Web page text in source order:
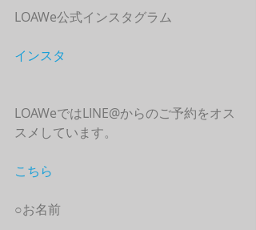
LOAWe公式インスタグラム
インスタ
LOAWeではLINE@からのご予約をオス
スメしています。
こちら
○お名前